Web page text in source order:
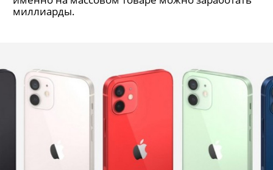
Выпускник юрфака СПбГУ доказывает, что